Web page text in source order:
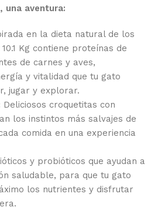
una aventura:
en la dieta natural de los
Kg contiene proteínas de
de carnes y aves,
y vitalidad que tu gato
jugar y explorar.
Deliciosos croquetitas con
los instintos más salvajes de
comida en una experiencia
y probióticos que ayudan a
saludable, para que tu gato
los nutrientes y disfrutar